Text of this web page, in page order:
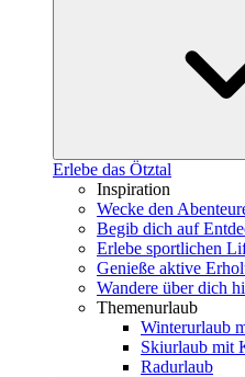
Erlebe das Ötztal
Inspiration
Wecke den
Begib dich auf
Erlebe sportlichen
Genieße aktive
Wandere über dich
Themenurlaub
Winterurlaub
Skiurlaub mit
Radurlaub